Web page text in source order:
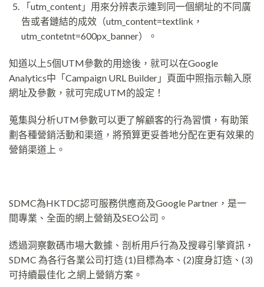
「utm_content」用來分辨表示連到同一個網址的不同廣
告或者鏈結的成效（utm_content=textlink，
utm_contetnt=600px_banner）。
知道以上5個UTM參數的用途後，就可以在Google
Analytics中「Campaign URL Builder」頁面中照指示輸入原
網址及參數，就可完成UTM的設定！
蒐集與分析UTM參數可以更了解顧客的行為習慣，有助策
劃各種營銷活動和渠道，將預算更妥善地分配在更有效果的
營銷渠道上。
SDMC為HKTDC認可服務供應商及Google Partner，是一
間專業、全面的網上營銷及SEO公司。
透過洞察數碼市場大數據、剖析用戶行為及搜尋引擎資訊，
SDMC 為各行各業公司打造 (1)目標為本、(2)度身訂造、(3)
可持續最佳化 之網上營銷方案。